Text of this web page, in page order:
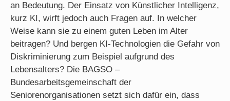
an Bedeutung. Der Einsatz von Künstlicher Intelligenz,
kurz KI, wirft jedoch auch Fragen auf. In welcher
Weise kann sie zu einem guten Leben im Alter
beitragen? Und bergen KI-Technologien die Gefahr von
Diskriminierung zum Beispiel aufgrund des
Lebensalters? Die BAGSO –
Bundesarbeitsgemeinschaft der
Seniorenorganisationen setzt sich dafür ein, dass